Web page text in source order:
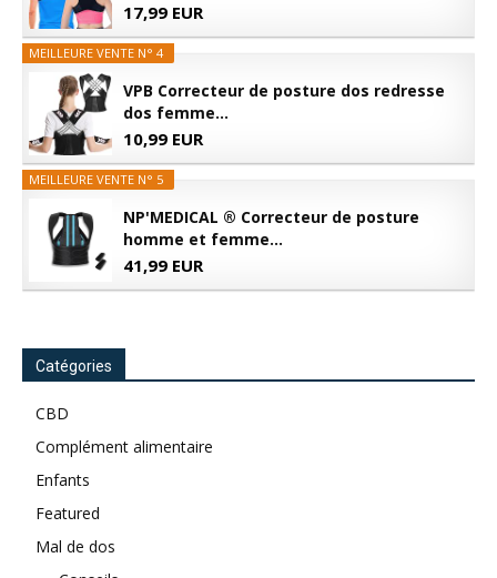
17,99 EUR
MEILLEURE VENTE N° 4
VPB Correcteur de posture dos redresse
dos femme...
10,99 EUR
MEILLEURE VENTE N° 5
NP'MEDICAL ® Correcteur de posture
homme et femme...
41,99 EUR
Catégories
CBD
Complément alimentaire
Enfants
Featured
Mal de dos